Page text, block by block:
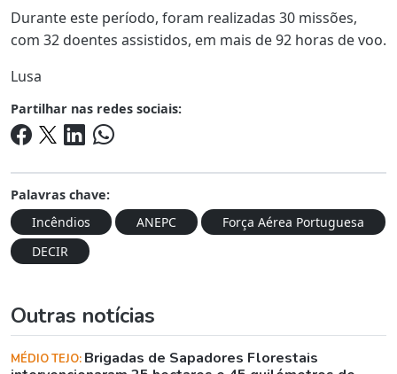
Durante este período, foram realizadas 30 missões,
com 32 doentes assistidos, em mais de 92 horas de voo.
Lusa
Partilhar nas redes sociais:
Palavras chave:
Incêndios
ANEPC
Força Aérea Portuguesa
DECIR
Outras notícias
MÉDIO TEJO: Brigadas de Sapadores Florestais